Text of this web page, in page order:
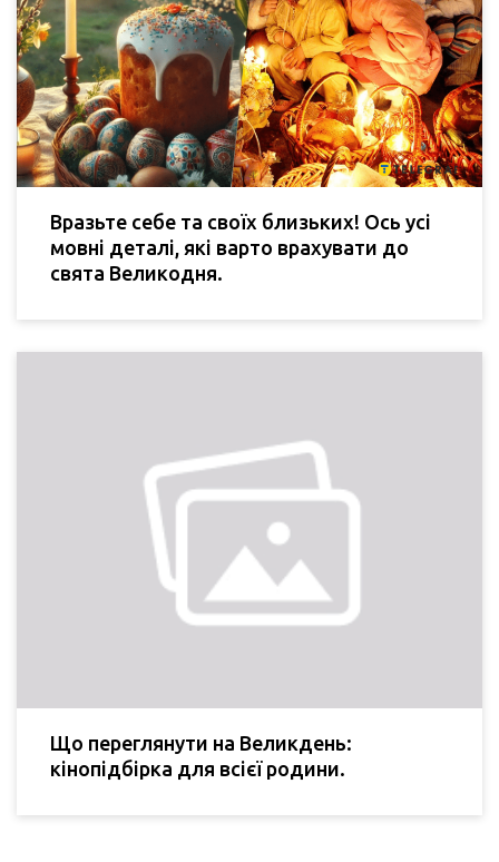
Вразьте себе та своїх близьких! Ось усі
мовні деталі, які варто врахувати до
свята Великодня.
Що переглянути на Великдень:
кінопідбірка для всієї родини.